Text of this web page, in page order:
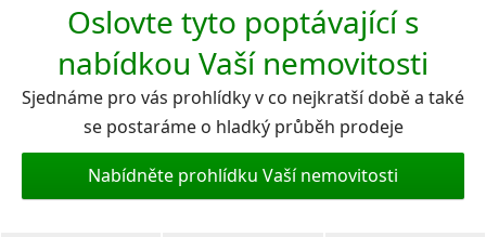
Oslovte tyto poptávající s
nabídkou Vaší nemovitosti
Sjednáme pro vás prohlídky v co nejkratší době a také
se postaráme o hladký průběh prodeje
Nabídněte prohlídku Vaší nemovitosti